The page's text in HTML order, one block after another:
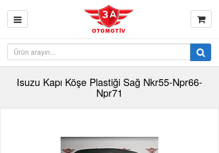
Isuzu Kapı Köşe Plastiği Sağ Nkr55-Npr66-
Npr71